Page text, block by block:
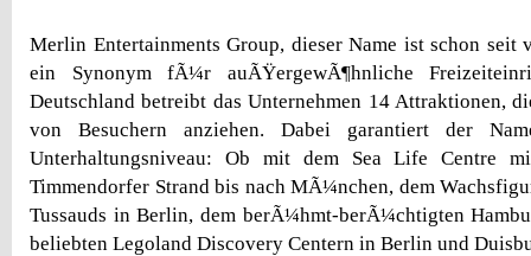
Merlin Entertainments Group, dieser Name ist schon seit
ein Synonym fÃ¼r auÃŸergewÃ¶hnliche
Deutschland betreibt das Unternehmen 14 Attraktionen,
von Besuchern anziehen. Dabei garantiert der
Unterhaltungsniveau: Ob mit dem Sea Life Centre
Timmendorfer Strand bis nach MÃ¼nchen, dem
Tussauds in Berlin, dem berÃ¼hmt-berÃ¼chtigten
beliebten Legoland Discovery Centern in Berlin und